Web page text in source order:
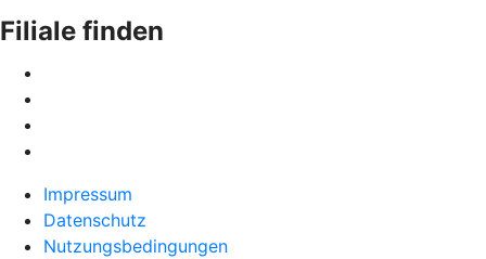
Filiale finden
Impressum
Datenschutz
Nutzungsbedingungen